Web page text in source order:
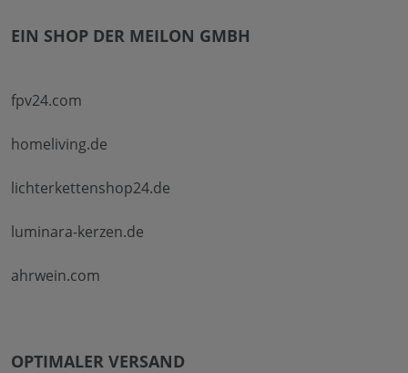
EIN SHOP DER MEILON GMBH
fpv24.com
homeliving.de
lichterkettenshop24.de
luminara-kerzen.de
ahrwein.com
OPTIMALER VERSAND